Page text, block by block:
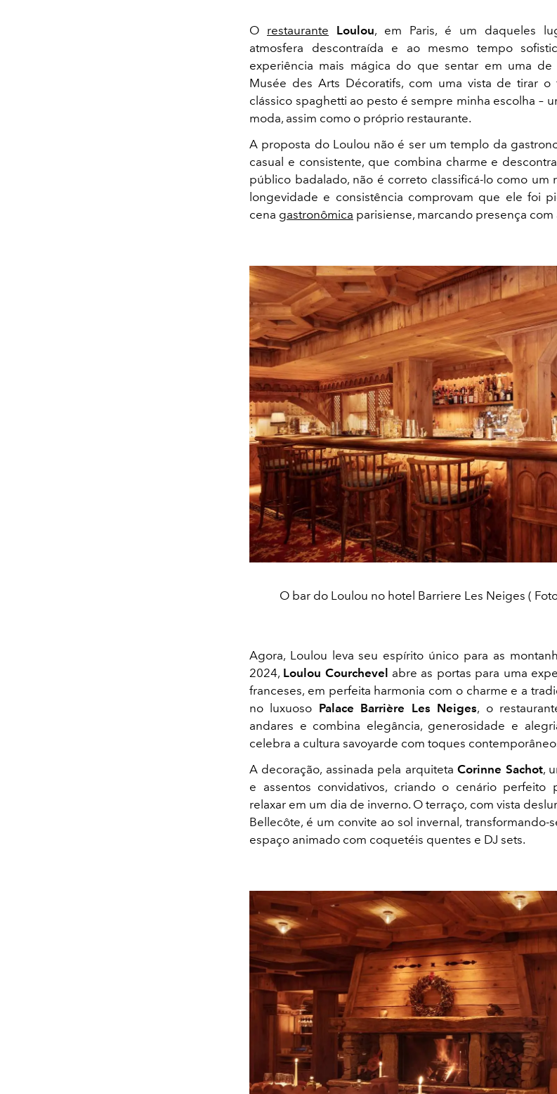
O restaurante Loulou, em Paris, é um daqueles
atmosfera descontraída e ao mesmo tempo
experiência mais mágica do que sentar em uma de
Musée des Arts Décoratifs, com uma vista de tirar
clássico spaghetti ao pesto é sempre minha escolha –
moda, assim como o próprio restaurante.
A proposta do Loulou não é ser um templo da
casual e consistente, que combina charme e
público badalado, não é correto classificá-lo como um
longevidade e consistência comprovam que ele foi
cena gastronômica parisiense, marcando presença
O bar do Loulou no hotel Barriere Les Neiges (
Agora, Loulou leva seu espírito único para as
2024, Loulou Courchevel abre as portas para uma
franceses, em perfeita harmonia com o charme e a
no luxuoso Palace Barrière Les Neiges, o
andares e combina elegância, generosidade e
celebra a cultura savoyarde com toques
A decoração, assinada pela arquitetaCorinne Sachot,
e assentos convidativos, criando o cenário perfeito
relaxar em um dia de inverno. O terraço, com vista
Bellecôte, é um convite ao sol invernal,
espaço animado com coquetéis quentes e DJ sets.